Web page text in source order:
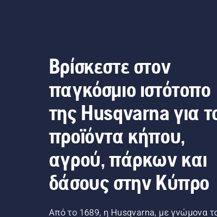
Βρίσκεστε στον
παγκόσμιο ιστότοπο
της Husqvarna για
προϊόντα κήπου,
αγρού, πάρκων και
δάσους στην Κύπρο
Από το 1689, η Husqvarna, με γνώμονα